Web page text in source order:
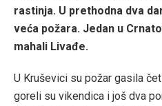
rastinja. U prethodna dva
veća požara. Jedan u
mahali Livađe.
U Kruševici su požar gasila
goreli su vikendica i još dva